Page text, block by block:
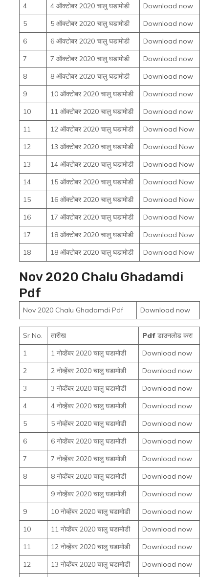
4
4 ऑक्टोबर 2020 चालु घडामोडी
Download now
5
5 ऑक्टोबर 2020 चालु घडामोडी
Download now
6
6 ऑक्टोबर 2020 चालु घडामोडी
Download now
7
7 ऑक्टोबर 2020 चालु घडामोडी
Download now
8
8 ऑक्टोबर 2020 चालु घडामोडी
Download now
9
10 ऑक्टोबर 2020 चालु घडामोडी
Download now
10
11 ऑक्टोबर 2020 चालु घडामोडी
Download now
11
12 ऑक्टोबर 2020 चालु घडामोडी
Download Now
12
13 ऑक्टोबर 2020 चालु घडामोडी
Download Now
13
14 ऑक्टोबर 2020 चालु घडामोडी
Download Now
14
15 ऑक्टोबर 2020 चालु घडामोडी
Download Now
15
16 ऑक्टोबर 2020 चालु घडामोडी
Download Now
16
17 ऑक्टोबर 2020 चालु घडामोडी
Download Now
17
18 ऑक्टोबर 2020 चालु घडामोडी
Download Now
18
18 ऑक्टोबर 2020 चालु घडामोडी Download Now
Nov 2020 Chalu Ghadamdi
Pdf
Nov 2020 Chalu Ghadamdi Pdf Download now
Sr No. तारीख Pdfडाउनलोड करा
1
1 नोव्हेंबर 2020 चालु घडामोडी
Download now
2
2 नोव्हेंबर 2020 चालु घडामोडी
Download now
3
3 नोव्हेंबर 2020 चालु घडामोडी
Download now
4
4 नोव्हेंबर 2020 चालु घडामोडी
Download now
5
5 नोव्हेंबर 2020 चालु घडामोडी
Download now
6
6 नोव्हेंबर 2020 चालु घडामोडी
Download now
7
7 नोव्हेंबर 2020 चालु घडामोडी
Download now
8
8 नोव्हेंबर 2020 चालु घडामोडी
Download now
9 नोव्हेंबर 2020 चालु घडामोडी
Download now
9
10 नोव्हेंबर 2020 चालु घडामोडी
Download now
10
11 नोव्हेंबर 2020 चालु घडामोडी
Download now
11
12 नोव्हेंबर 2020 चालु घडामोडी
Download now
12
13 नोव्हेंबर 2020 चालु घडामोडी Download now